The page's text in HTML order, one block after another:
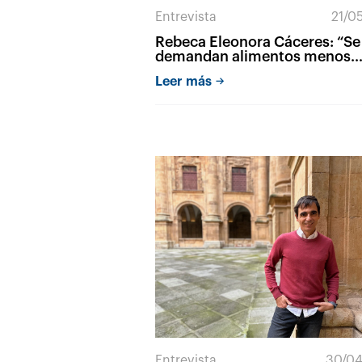
Entrevista 21/
Rebeca Eleonora Cáceres: “Se
demandan alimentos menos
reconocibles y etiquetados
Leer más